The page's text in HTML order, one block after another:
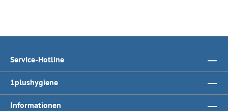
Service-Hotline
1plushygiene
Informationen